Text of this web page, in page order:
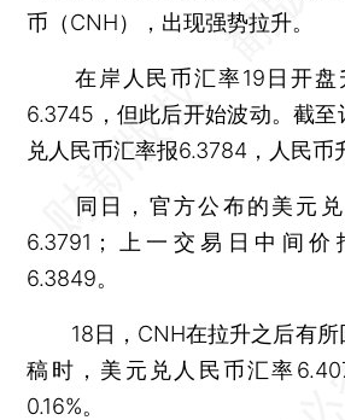
币（CNH），出现强势拉升。
在岸人民币汇率19日开盘
6.3745，但此后开始波动。截
兑人民币汇率报6.3784，人民币
同日，官方公布的美元兑
6.3791；上一交易日中间价
6.3849。
18日，CNH在拉升之后有所
稿时，美元兑人民币汇率
0.16%。